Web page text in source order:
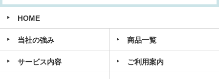
HOME
当社の強み 商品一覧
サービス内容 ご利用案内